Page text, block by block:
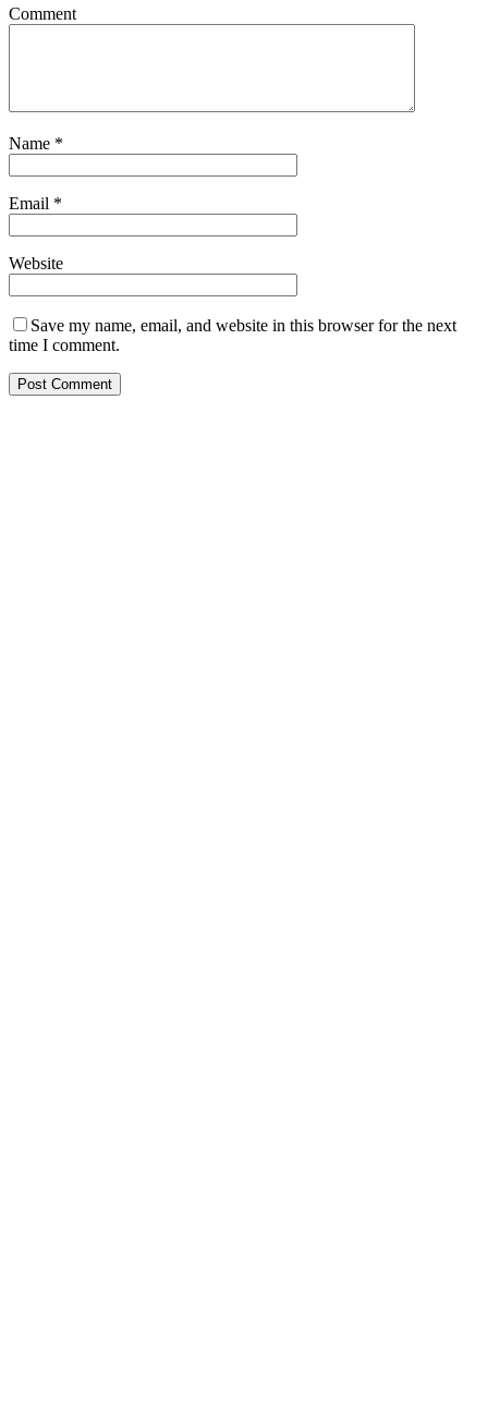
Comment
Name *
Email *
Website
Save my name, email, and website in this browser for the next
time I comment.